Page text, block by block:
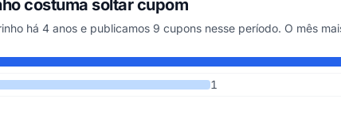
costuma soltar cupom
há 4 anos e publicamos 9 cupons nesse período. O mês
por mês, somando os últimos 4 anos
Desconto médio
1